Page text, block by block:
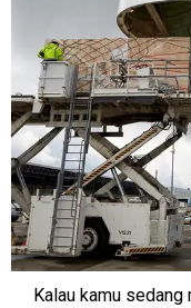
Kalau kamu